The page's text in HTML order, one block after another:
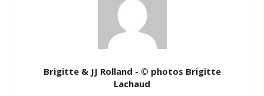
Brigitte & JJ Rolland - © photos Brigitte
Lachaud